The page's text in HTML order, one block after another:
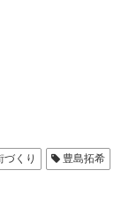
づくり 豊島拓希